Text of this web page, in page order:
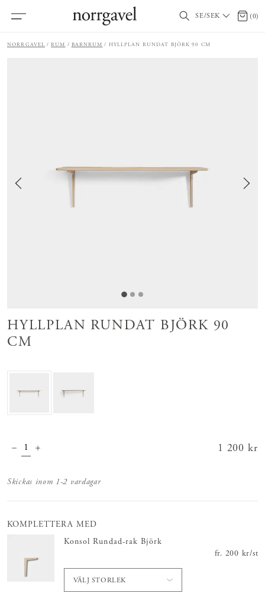
SE/SEK 0 (0)
NORRGAVEL RUM BARNRUM HYLLPLAN RUNDAT BJÖRK 90 CM
HYLLPLAN RUNDAT BJÖRK 90
CM
Pris:
1 200 kr
Skickas inom 1-2 vardagar
KOMPLETTERA MED
Konsol Rundad-rak Björk
fr. Pris :200
200 kr/st
VÄLJ STORLEK